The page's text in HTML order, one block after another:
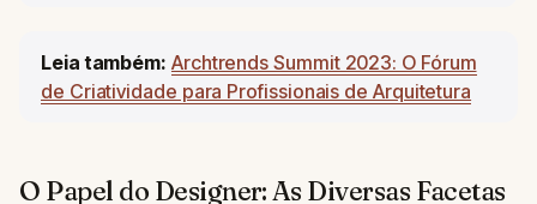
Leia também: Archtrends Summit 2023: O Fórum
de Criatividade para Profissionais de Arquitetura
O Papel do Designer: As Diversas Facetas